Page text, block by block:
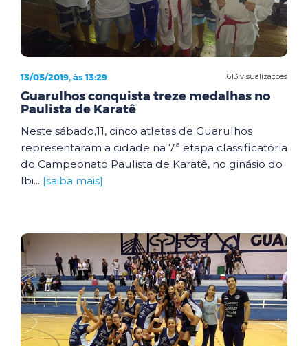
613 visualizações
13/05/2019, às 13:29
Guarulhos conquista treze medalhas no
Paulista de Karatê
Neste sábado,11, cinco atletas de Guarulhos
representaram a cidade na 7ª etapa classificatória
do Campeonato Paulista de Karatê, no ginásio do
Ibi... [saiba mais]